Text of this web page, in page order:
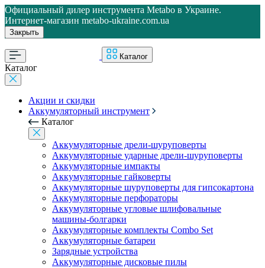
Официальный дилер инструмента Metabo в Украине.
Интернет-магазин metabo-ukraine.com.ua
Закрыть
Каталог
Каталог
Акции и скидки
Аккумуляторный инструмент
Каталог
Аккумуляторные дрели-шуруповерты
Аккумуляторные ударные дрели-шуруповерты
Аккумуляторные импакты
Аккумуляторные гайковерты
Аккумуляторные шуруповерты для гипсокартона
Аккумуляторные перфораторы
Аккумуляторные угловые шлифовальные
машины-болгарки
Аккумуляторные комплекты Combo Set
Аккумуляторные батареи
Зарядные устройства
Аккумуляторные дисковые пилы